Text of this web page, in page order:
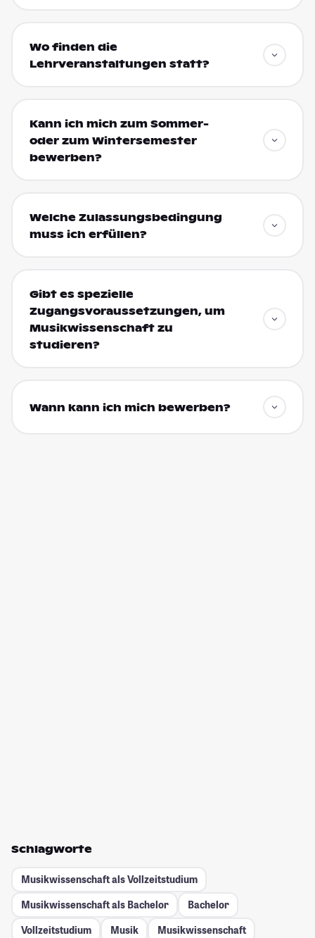
Wo finden die
Lehrveranstaltungen statt?
Kann ich mich zum Sommer-
oder zum Wintersemester
bewerben?
Welche Zulassungsbedingung
muss ich erfüllen?
Gibt es spezielle
Zugangsvoraussetzungen, um
Musikwissenschaft zu
studieren?
Wann kann ich mich bewerben?
Schlagworte
Musikwissenschaft als Vollzeitstudium
Musikwissenschaft als Bachelor
Bachelor
Vollzeitstudium
Musik
Musikwissenschaft